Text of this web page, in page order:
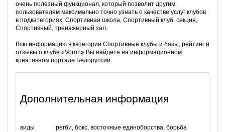
очень полезный функционал, который позволит другим
пользователям максимально точно узнать о качестве услуг клубов
в подкатегориях: Спортивная школа, Спортивный клуб, секция,
Спортивный, тренажерный зал.
Всю информацию в категории Спортивные клубы и базы, рейтинг и
отзывы о клубе «Voron» Вы найдете на информационном
креативном портале Белоруссии.
Дополнительная информация
виды
регби, бокс, восточные единоборства, борьба